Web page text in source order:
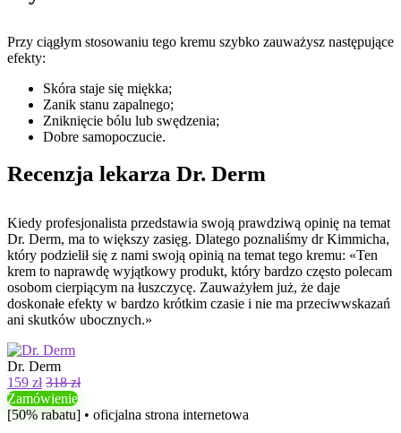
Przy ciągłym stosowaniu tego kremu szybko zauważysz następujące
efekty:
Skóra staje się miękka;
Zanik stanu zapalnego;
Zniknięcie bólu lub swędzenia;
Dobre samopoczucie.
Recenzja lekarza Dr. Derm
Kiedy profesjonalista przedstawia swoją prawdziwą opinię na temat
Dr. Derm, ma to większy zasięg. Dlatego poznaliśmy dr Kimmicha,
który podzielił się z nami swoją opinią na temat tego kremu: «Ten
krem ​​to naprawdę wyjątkowy produkt, który bardzo często polecam
osobom cierpiącym na łuszczycę. Zauważyłem już, że daje
doskonałe efekty w bardzo krótkim czasie i nie ma przeciwwskazań
ani skutków ubocznych.»
Dr. Derm
159 zł 318 zł
Zamówienie
[50% rabatu] • oficjalna strona internetowa